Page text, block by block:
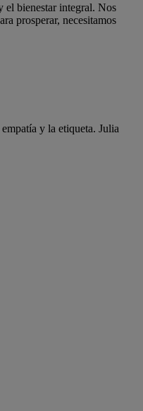
el bienestar integral. Nos
prosperar, necesitamos
y la etiqueta. Julia